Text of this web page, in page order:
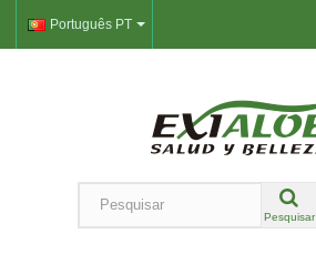
Português PT
Pesquisar